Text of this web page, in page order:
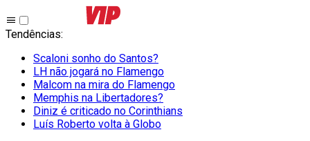
Tendências:
Scaloni sonho do Santos?
LH não jogará no Flamengo
Malcom na mira do Flamengo
Memphis na Libertadores?
Diniz é criticado no Corinthians
Luís Roberto volta à Globo